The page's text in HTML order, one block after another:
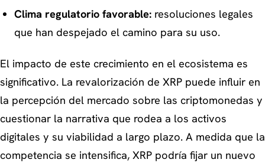
Clima regulatorio favorable:resoluciones legales
que han despejado el camino para su uso.
El impacto de este crecimiento en el ecosistema es
significativo. La revalorización de XRP puede influir en
la percepción del mercado sobre las criptomonedas y
cuestionar la narrativa que rodea a los activos
digitales y su viabilidad a largo plazo. A medida que la
competencia se intensifica, XRP podría fijar un nuevo